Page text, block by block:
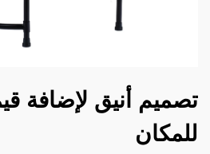
تصميم أنيق لإضافة
للمكان